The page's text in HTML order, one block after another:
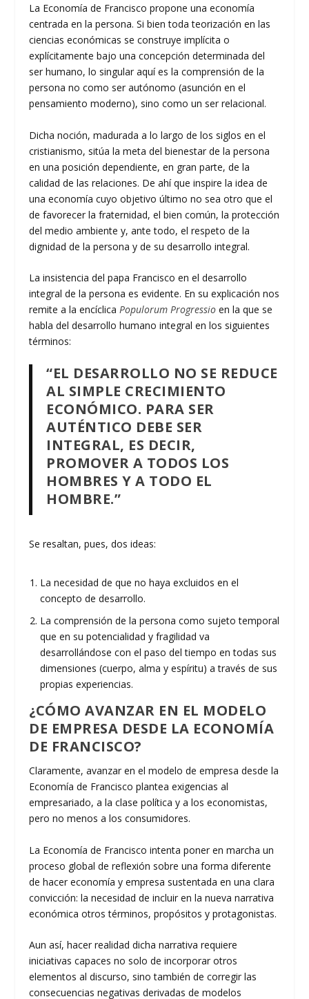
La Economía de Francisco propone una economía
centrada en la persona. Si bien toda teorización en las
ciencias económicas se construye implícita o
explícitamente bajo una concepción determinada del
ser humano, lo singular aquí es la comprensión de la
persona no como ser autónomo (asunción en el
pensamiento moderno), sino como un ser relacional.
Dicha noción, madurada a lo largo de los siglos en el
cristianismo, sitúa la meta del bienestar de la persona
en una posición dependiente, en gran parte, de la
calidad de las relaciones. De ahí que inspire la idea de
una economía cuyo objetivo último no sea otro que el
de favorecer la fraternidad, el bien común, la protección
del medio ambiente y, ante todo, el respeto de la
dignidad de la persona y de su desarrollo integral.
La insistencia del papa Francisco en el desarrollo
integral de la persona es evidente. En su explicación nos
remite a la encíclicaPopulorum Progressio en la que se
habla del desarrollo humano integral en los siguientes
términos:
“EL DESARROLLO NO SE REDUCE
AL SIMPLE CRECIMIENTO
ECONÓMICO. PARA SER
AUTÉNTICO DEBE SER
INTEGRAL, ES DECIR,
PROMOVER A TODOS LOS
HOMBRES Y A TODO EL
HOMBRE.”
Se resaltan, pues, dos ideas:
La necesidad de que no haya excluidos en el
concepto de desarrollo.
La comprensión de la persona como sujeto temporal
que en su potencialidad y fragilidad va
desarrollándose con el paso del tiempo en todas sus
dimensiones (cuerpo, alma y espíritu) a través de sus
propias experiencias.
¿CÓMO AVANZAR EN EL MODELO
DE EMPRESA DESDE LA ECONOMÍA
DE FRANCISCO?
Claramente, avanzar en el modelo de empresa desde la
Economía de Francisco plantea exigencias al
empresariado, a la clase política y a los economistas,
pero no menos a los consumidores.
La Economía de Francisco intenta poner en marcha un
proceso global de reflexión sobre una forma diferente
de hacer economía y empresa sustentada en una clara
convicción: la necesidad de incluir en la nueva narrativa
económica otros términos, propósitos y protagonistas.
Aun así, hacer realidad dicha narrativa requiere
iniciativas capaces no solo de incorporar otros
elementos al discurso, sino también de corregir las
consecuencias negativas derivadas de modelos